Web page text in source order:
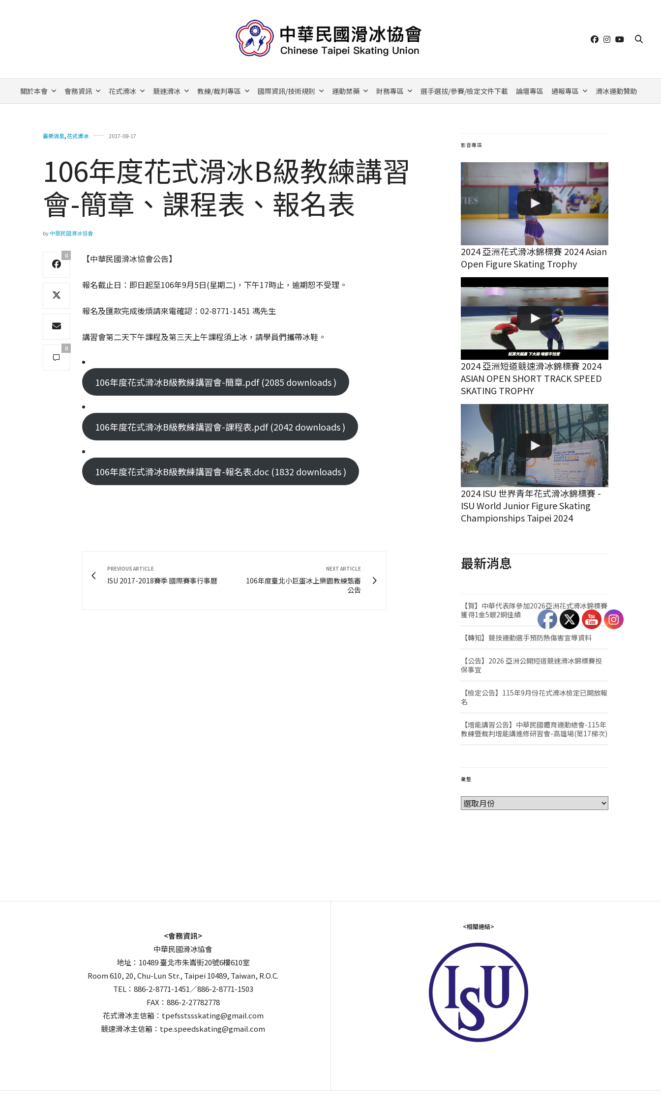
關於本會 會務資訊 花式滑冰 競速滑冰 教練/裁判專區 國際資訊/技術規則 運動禁藥 財務專區 選手選拔/參賽/檢定文件下載 論壇專區 通報專區 滑冰運動贊助
最新消息,花式滑冰 2017-08-17
106年度花式滑冰B級教練講習
會-簡章、課程表、報名表
by中華民國滑冰協會
0
0
【中華民國滑冰協會公告】
報名截止日：即日起至106年9月5日(星期二)，下午17時止，逾期恕不受理。
報名及匯款完成後煩請來電確認：02-8771-1451 馮先生
講習會第二天下午課程及第三天上午課程須上冰，請學員們攜帶冰鞋。
106年度花式滑冰B級教練講習會-簡章.pdf (2085 downloads )
106年度花式滑冰B級教練講習會-課程表.pdf (2042 downloads )
106年度花式滑冰B級教練講習會-報名表.doc (1832 downloads )
PREVIOUS ARTICLE
ISU 2017-2018賽季 國際賽事行事曆
NEXT ARTICLE
106年度臺北小巨蛋冰上樂園教練甄審
公告
影音專區
2024 亞洲花式滑冰錦標賽 2024 Asian
Open Figure Skating Trophy
2024 亞洲短道競速滑冰錦標賽 2024
ASIAN OPEN SHORT TRACK SPEED
SKATING TROPHY
2024 ISU 世界青年花式滑冰錦標賽 -
ISU World Junior Figure Skating
Championships Taipei 2024
最新消息
【賀】中華代表隊參加2026亞洲花式滑冰錦標賽
獲得1金5銀2銅佳績
【轉知】競技運動選手預防熱傷害宣導資料
【公告】2026 亞洲公開短道競速滑冰錦標賽投
保事宜
【檢定公告】115年9月份花式滑冰檢定已開放報
名
【增能講習公告】中華民國體育運動總會-115年
教練暨裁判增能講進修研習會-高雄場(第17梯次)
彙整
<會務資訊>
中華民國滑冰協會
地址：10489 臺北市朱崙街20號6樓610室
Room 610, 20, Chu-Lun Str., Taipei 10489, Taiwan, R.O.C.
TEL：886-2-8771-1451／886-2-8771-1503
FAX：886-2-27782778
花式滑冰主信箱：tpefsstssskating@gmail.com
競速滑冰主信箱：tpe.speedskating@gmail.com
<相關連結>